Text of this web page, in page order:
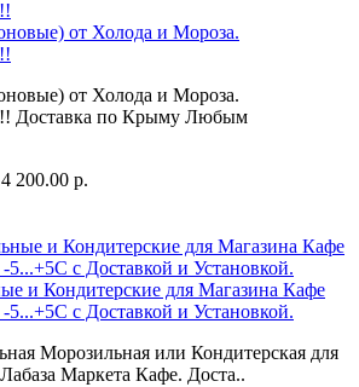
от Холода и Мороза.
от Холода и Мороза.
Доставка по Крыму Любым
200.00 р.
и Кондитерские для Магазина Кафе
с Доставкой и Установкой.
Морозильная или Кондитерская для
Маркета Кафе. Доста..